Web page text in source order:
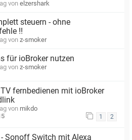
von elzershark
steuern - ohne
!!
von z-smoker
für ioBroker nutzen
von z-smoker
fernbedienen mit ioBroker
von mikdo
1 2
Sonoff Switch mit Alexa